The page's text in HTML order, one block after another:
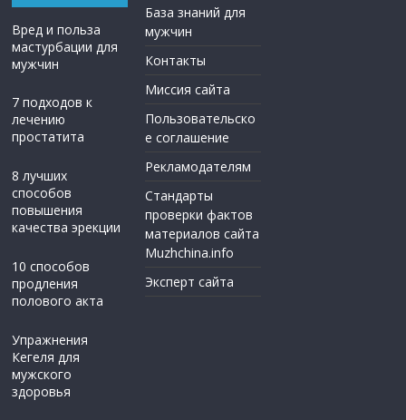
Вред и польза
мастурбации для
мужчин
7 подходов к
лечению
простатита
8 лучших
способов
повышения
качества эрекции
10 способов
продления
полового акта
Упражнения
Кегеля для
мужского
здоровья
База знаний для
мужчин
Контакты
Миссия сайта
Пользовательско
е соглашение
Рекламодателям
Стандарты
проверки фактов
материалов сайта
Muzhchina.info
Эксперт сайта